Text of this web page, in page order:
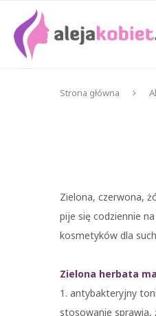
Strona główna
Zielona, czerwona,
pije się codziennie
kosmetyków dla
Zielona herbata
1. antybakteryjny
stosowanie sprawia,